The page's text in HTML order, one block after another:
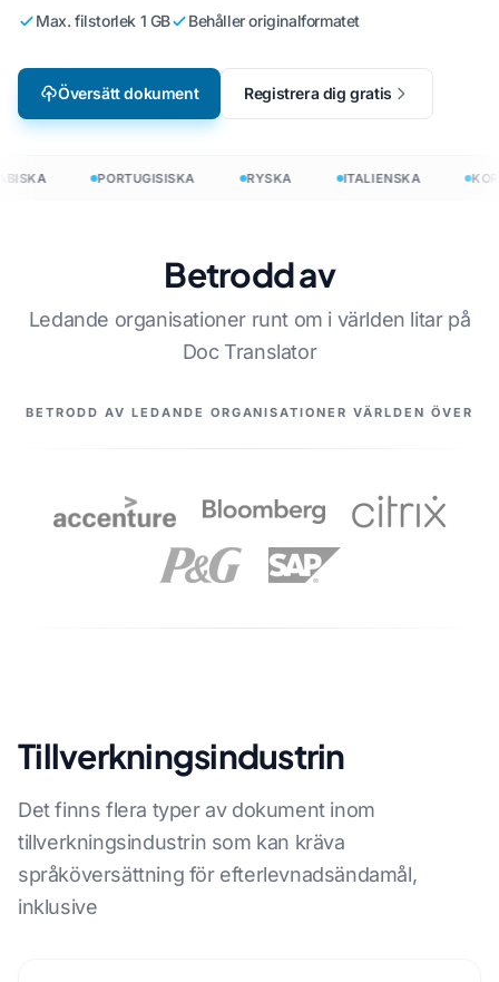
Max. filstorlek 1 GB Behåller originalformatet
Översätt dokument Registrera dig gratis
PORTUGISISKA RYSKA ITALIENSKA
Betrodd av
Ledande organisationer runt om i världen litar på
Doc Translator
VÅRA PARTNERS
BETRODD AV LEDANDE ORGANISATIONER VÄRLDEN ÖVER
Tillverkningsindustrin
Det finns flera typer av dokument inom
tillverkningsindustrin som kan kräva
språköversättning för efterlevnadsändamål,
inklusive